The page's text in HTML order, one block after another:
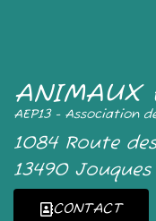
ANIMAUX
AEP13 - Association
1084 Route
13490 Jouques
CONTACT